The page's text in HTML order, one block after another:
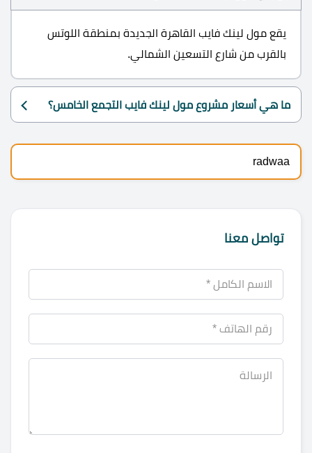
يقع مول لينك فايب القاهرة الجديدة بمنطقة اللوتس
بالقرب من شارع التسعين الشمالي.
ما هي أسعار مشروع مول لينك فايب التجمع الخامس؟
radwaa
تواصل معنا